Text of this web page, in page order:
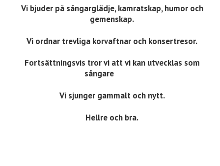
Vi bjuder på sångarglädje, kamratskap, humor och
gemenskap.
Vi ordnar trevliga korvaftnar och konsertresor.
Fortsättningsvis tror vi att vi kan utvecklas som
sångare
Vi sjunger gammalt och nytt.
Hellre och bra.